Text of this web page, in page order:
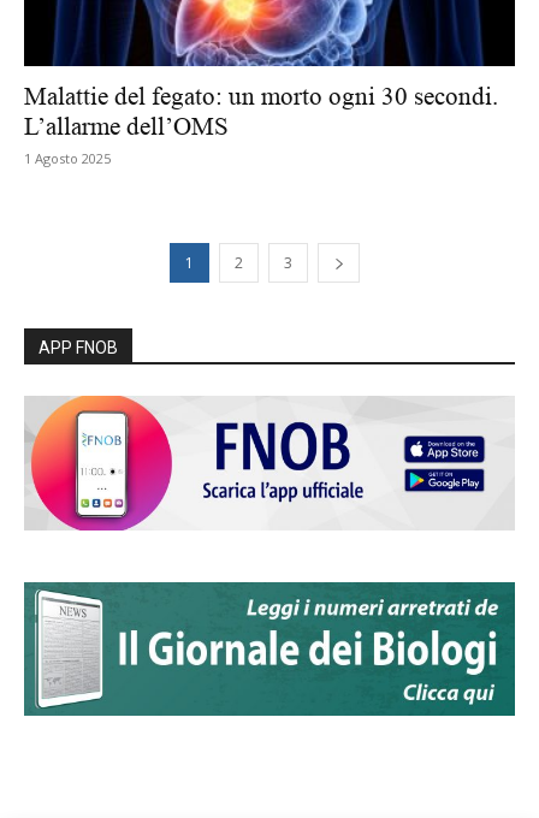
Malattie del fegato: un morto ogni 30 secondi.
L’allarme dell’OMS
1 Agosto 2025
1 2 3
APP FNOB